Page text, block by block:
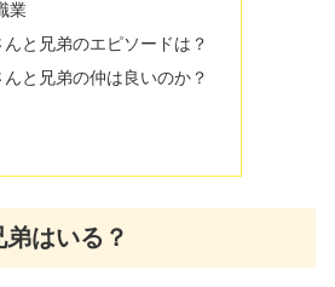
業
んと兄弟のエピソードは？
んと兄弟の仲は良いのか？
はいる？